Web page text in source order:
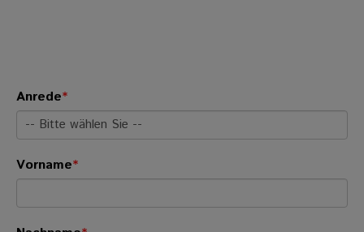
Anrede*
Vorname*